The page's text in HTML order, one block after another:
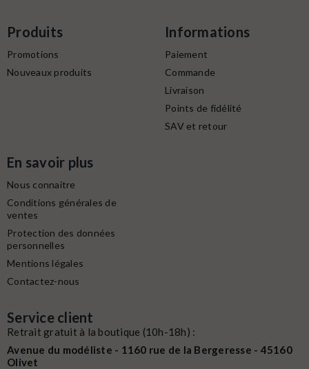
Produits
Promotions
Nouveaux produits
Informations
Paiement
Commande
Livraison
Points de fidélité
SAV et retour
En savoir plus
Nous connaitre
Conditions générales de
ventes
Protection des données
personnelles
Mentions légales
Contactez-nous
Service client
Retrait gratuit à la boutique (10h-18h) :
Avenue du modéliste - 1160 rue de la Bergeresse - 45160
Olivet